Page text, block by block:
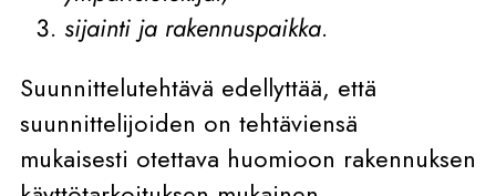
sijainti ja rakennuspaikka.
Suunnittelutehtävä edellyttää, että
suunnittelijoiden on tehtäviensä
mukaisesti otettava huomioon rakennuksen